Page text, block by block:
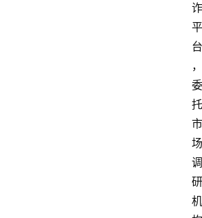
诈
平
台
，
委
托
市
场
调
研
机